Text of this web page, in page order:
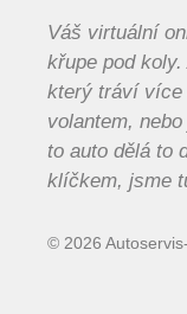
Váš virtuální
křupe pod
který tráví více
volantem,
to auto dělá to
klíčkem, jsme
© 2026